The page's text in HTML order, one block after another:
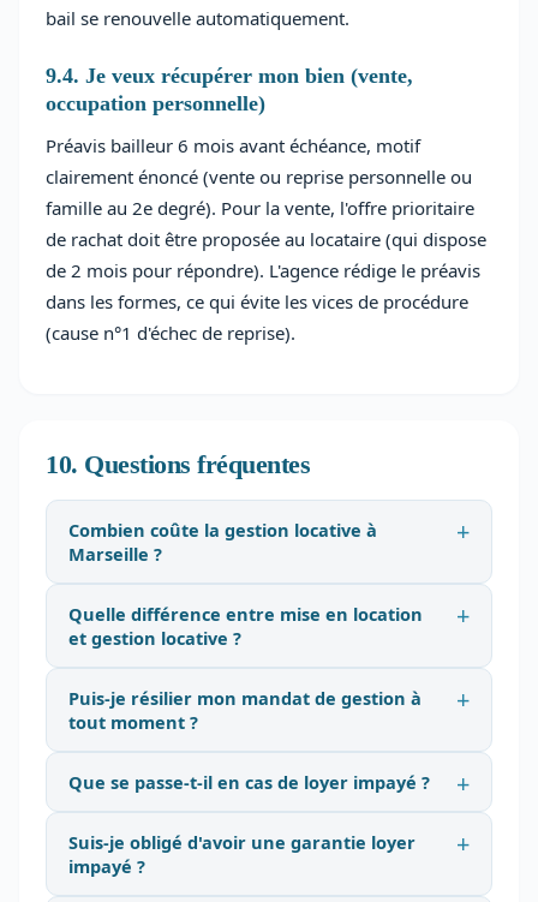
bail se renouvelle automatiquement.
9.4. Je veux récupérer mon bien (vente,
occupation personnelle)
Préavis bailleur 6 mois avant échéance, motif
clairement énoncé (vente ou reprise personnelle ou
famille au 2e degré). Pour la vente, l'offre prioritaire
de rachat doit être proposée au locataire (qui dispose
de 2 mois pour répondre). L'agence rédige le préavis
dans les formes, ce qui évite les vices de procédure
(cause n°1 d'échec de reprise).
10. Questions fréquentes
Combien coûte la gestion locative à
Marseille ?
Quelle différence entre mise en location
et gestion locative ?
Puis-je résilier mon mandat de gestion à
tout moment ?
Que se passe-t-il en cas de loyer impayé ?
Suis-je obligé d'avoir une garantie loyer
impayé ?